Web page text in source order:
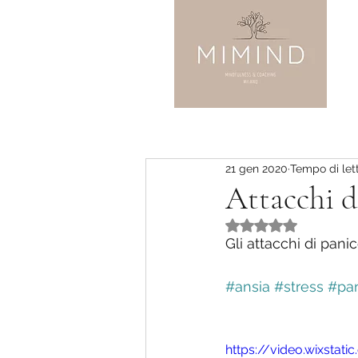
Attacchi
21 gen 2020 Tempo di
Valutazione NaN
Gli attacchi di
#ansia #stress
https://